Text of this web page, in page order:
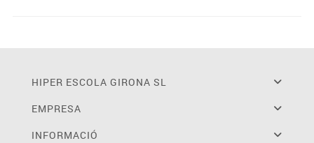
HIPER ESCOLA GIRONA SL
EMPRESA
INFORMACIÓ